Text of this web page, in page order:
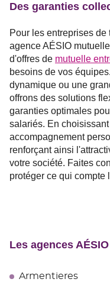
Des garanties
Pour les entreprises
agence AÉSIO
d'offres de mutuelle
besoins de vos
dynamique ou une
offrons des solutions
garanties optimales
salariés. En
accompagnement
renforçant ainsi
votre société. Faites
protéger ce qui compte
Les agences
Armentieres